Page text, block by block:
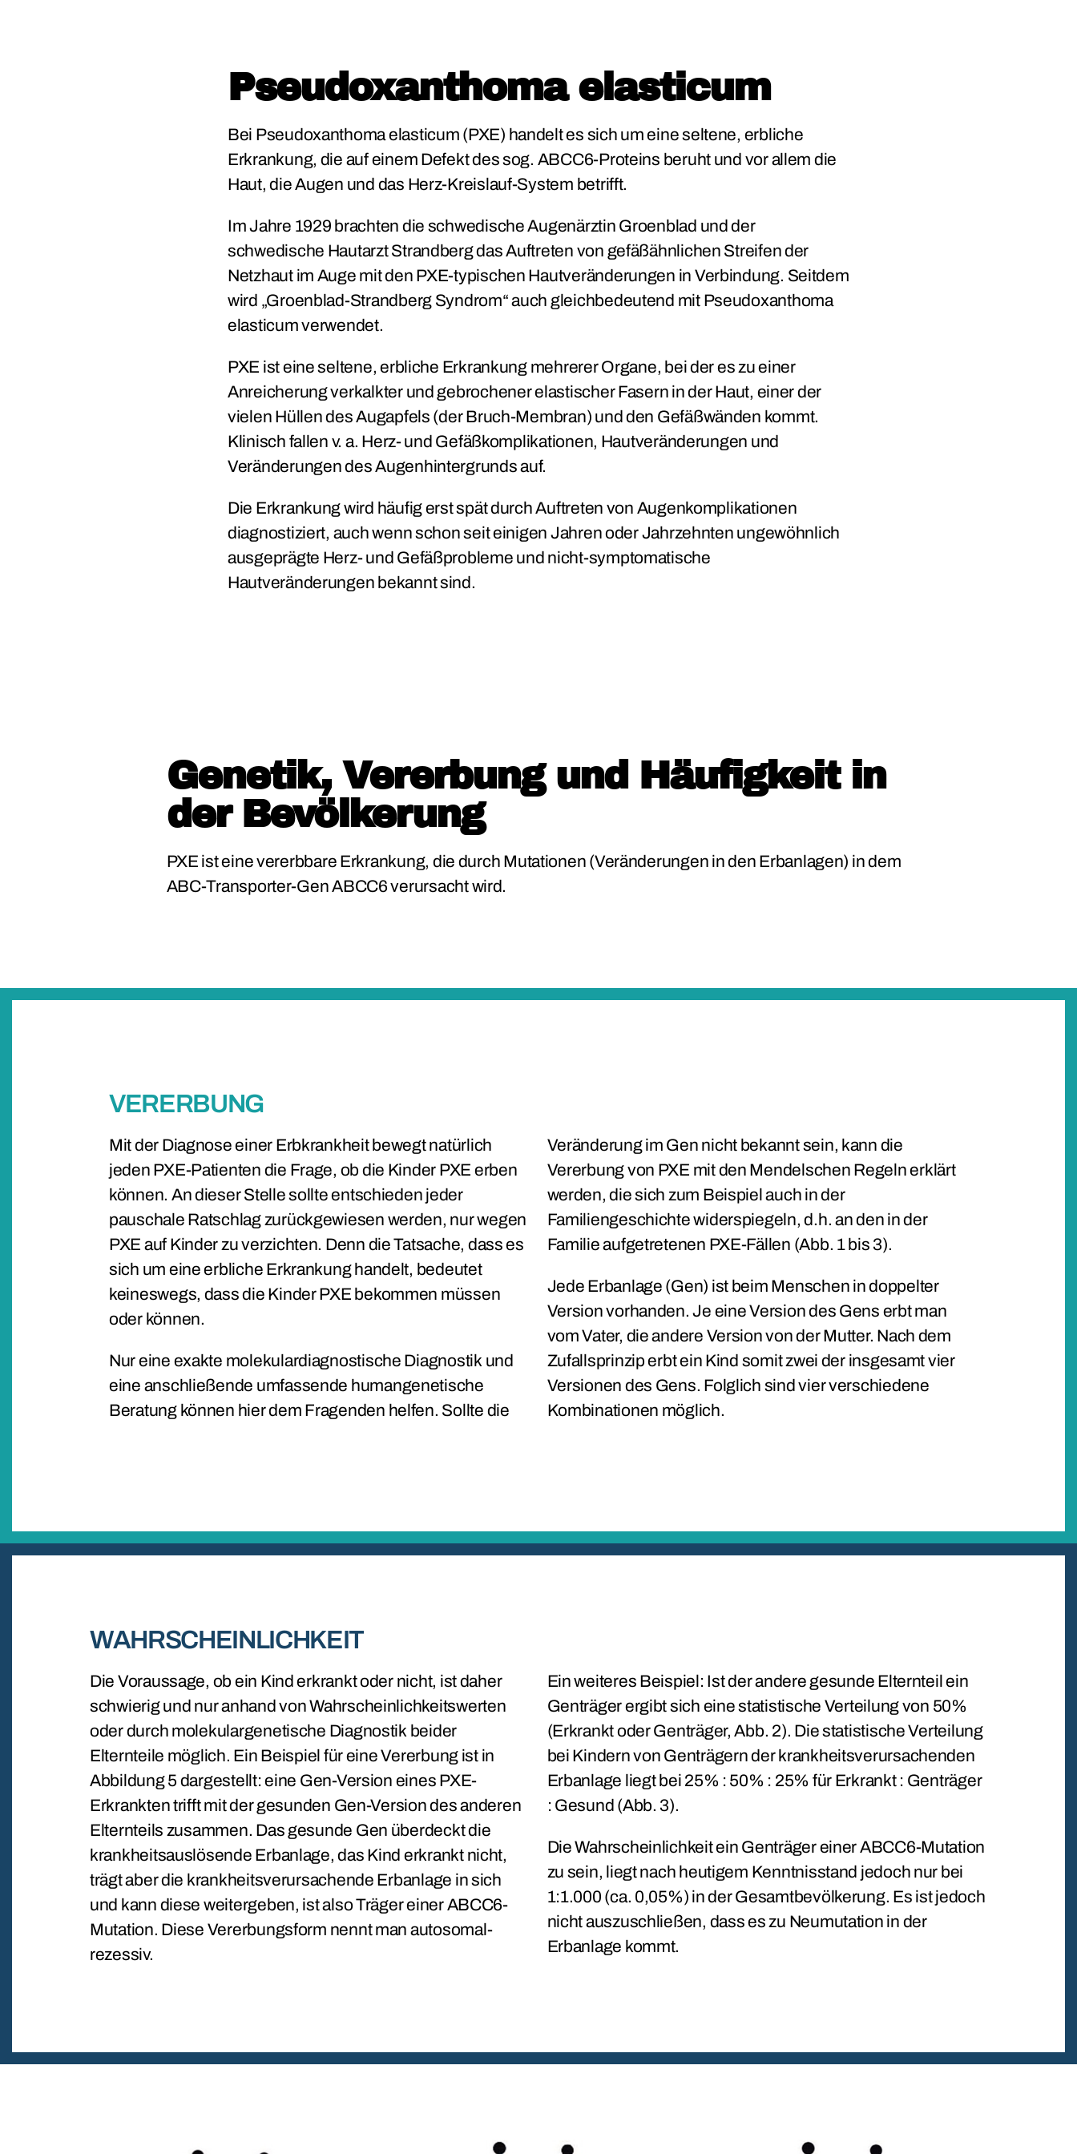
Pseudoxanthoma elasticum
Bei Pseudoxanthoma elasticum (PXE) handelt es sich um eine seltene, erbliche
Erkrankung, die auf einem Defekt des sog. ABCC6-Proteins beruht und vor allem die
Haut, die Augen und das Herz-Kreislauf-System betrifft.
Im Jahre 1929 brachten die schwedische Augenärztin Groenblad und der
schwedische Hautarzt Strandberg das Auftreten von gefäßähnlichen Streifen der
Netzhaut im Auge mit den PXE-typischen Hautveränderungen in Verbindung. Seitdem
wird „Groenblad-Strandberg Syndrom“ auch gleichbedeutend mit Pseudoxanthoma
elasticum verwendet.
PXE ist eine seltene, erbliche Erkrankung mehrerer Organe, bei der es zu einer
Anreicherung verkalkter und gebrochener elastischer Fasern in der Haut, einer der
vielen Hüllen des Augapfels (der Bruch-Membran) und den Gefäßwänden kommt.
Klinisch fallen v. a. Herz- und Gefäßkomplikationen, Hautveränderungen und
Veränderungen des Augenhintergrunds auf.
Die Erkrankung wird häufig erst spät durch Auftreten von Augenkomplikationen
diagnostiziert, auch wenn schon seit einigen Jahren oder Jahrzehnten ungewöhnlich
ausgeprägte Herz- und Gefäßprobleme und nicht-symptomatische
Hautveränderungen bekannt sind.
Genetik, Vererbung und Häufig­keit in
der Bevölkerung
PXE ist eine vererbbare Erkrankung, die durch Mutationen (Veränderungen in den Erbanlagen) in dem
ABC-Transporter-Gen ABCC6 verursacht wird.
VERERBUNG
Mit der Diagnose einer Erbkrankheit bewegt natürlich
jeden PXE-Patienten die Frage, ob die Kinder PXE erben
können. An dieser Stelle sollte entschieden jeder
pauschale Ratschlag zurückgewiesen werden, nur wegen
PXE auf Kinder zu verzichten. Denn die Tatsache, dass es
sich um eine erbliche Erkrankung handelt, bedeutet
keineswegs, dass die Kinder PXE bekommen müssen
oder können.
Nur eine exakte molekulardiagnostische Diagnostik und
eine anschließende umfassende humangenetische
Beratung können hier dem Fragenden helfen. Sollte die
Veränderung im Gen nicht bekannt sein, kann die
Vererbung von PXE mit den Mendelschen Regeln erklärt
werden, die sich zum Beispiel auch in der
Familiengeschichte widerspiegeln, d.h. an den in der
Familie aufgetretenen PXE-Fällen (Abb. 1 bis 3).
Jede Erbanlage (Gen) ist beim Menschen in doppelter
Version vorhanden. Je eine Version des Gens erbt man
vom Vater, die andere Version von der Mutter. Nach dem
Zufallsprinzip erbt ein Kind somit zwei der insgesamt vier
Versionen des Gens. Folglich sind vier verschiedene
Kombinationen möglich.
WAHRSCHEINLICHKEIT
Die Voraussage, ob ein Kind erkrankt oder nicht, ist daher
schwierig und nur anhand von Wahrscheinlichkeitswerten
oder durch molekulargenetische Diagnostik beider
Elternteile möglich. Ein Beispiel für eine Vererbung ist in
Abbildung 5 dargestellt: eine Gen-Version eines PXE-
Erkrankten trifft mit der gesunden Gen-Version des anderen
Elternteils zusammen. Das gesunde Gen überdeckt die
krankheitsauslösende Erbanlage, das Kind erkrankt nicht,
trägt aber die krankheitsverursachende Erbanlage in sich
und kann diese weitergeben, ist also Träger einer ABCC6-
Mutation. Diese Vererbungsform nennt man autosomal-
rezessiv.
Ein weiteres Beispiel: Ist der andere gesunde Elternteil ein
Genträger ergibt sich eine statistische Verteilung von 50%
(Erkrankt oder Genträger, Abb. 2). Die statistische Verteilung
bei Kindern von Genträgern der krankheitsverursachenden
Erbanlage liegt bei 25% : 50% : 25% für Erkrankt : Genträger
: Gesund (Abb. 3).
Die Wahrscheinlichkeit ein Genträger einer ABCC6-Mutation
zu sein, liegt nach heutigem Kenntnisstand jedoch nur bei
1:1.000 (ca. 0,05%) in der Gesamtbevölkerung. Es ist jedoch
nicht auszuschließen, dass es zu Neumutation in der
Erbanlage kommt.